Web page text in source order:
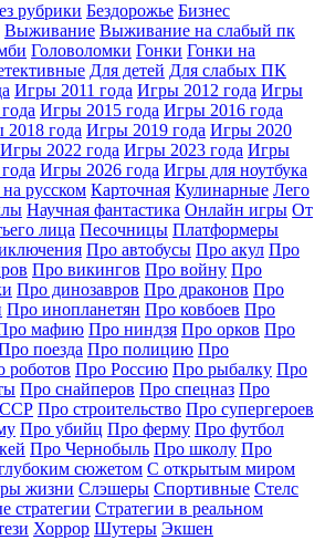
рубрики Бездорожье Бизнес
Выживание Выживание на слабый пк
Головоломки Гонки Гонки на
Для детей Для слабых ПК
Игры 2011 года Игры 2012 года Игры
Игры 2015 года Игры 2016 года
года Игры 2019 года Игры 2020
Игры 2022 года Игры 2023 года Игры
Игры 2026 года Игры для ноутбука
русском Карточная Кулинарные Лего
Научная фантастика Онлайн игры От
лица Песочницы Платформеры
Про автобусы Про акул Про
Про викингов Про войну Про
Про динозавров Про драконов Про
Про инопланетян Про ковбоев Про
мафию Про ниндзя Про орков Про
поезда Про полицию Про
роботов Про Россию Про рыбалку Про
Про снайперов Про спецназ Про
Про строительство Про супергероев
Про убийц Про ферму Про футбол
Про Чернобыль Про школу Про
сюжетом С открытым миром
жизни Слэшеры Спортивные Стелс
стратегии Стратегии в реальном
Хоррор Шутеры Экшен